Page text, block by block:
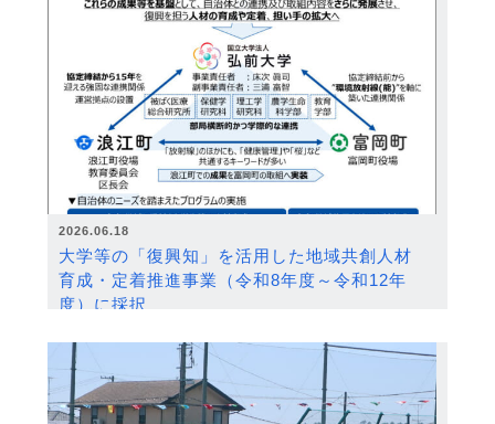
2026.06.18
大学等の「復興知」を活用した地域共創人材
育成・定着推進事業（令和8年度～令和12年
度）に採択